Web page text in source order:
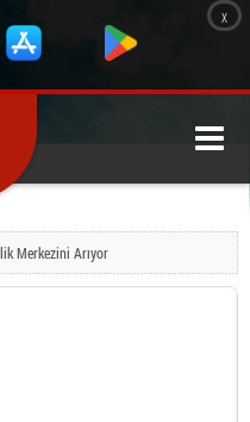
x
Merkezini Arıyor